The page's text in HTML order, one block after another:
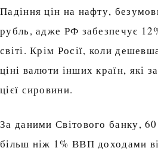
Падіння цін на нафту,
рубль, адже РФ забезпечує
світі. Крім Росії, коли
ціні валюти інших країн, які
цієї сировини.
За даними Світового банку,
більш ніж 1% ВВП доходами